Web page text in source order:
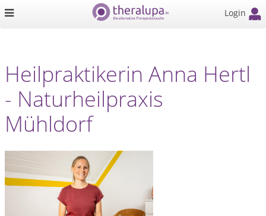
Login
Heilpraktikerin Anna Hertl
- Naturheilpraxis
Mühldorf